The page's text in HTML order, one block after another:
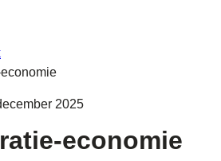
2025
economie